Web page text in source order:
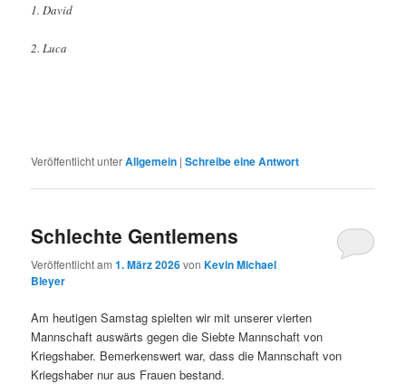
1. David
2. Luca
Veröffentlicht unterAllgemein |Schreibe eine Antwort
Schlechte Gentlemens
Veröffentlicht am1. März 2026vonKevin Michael
Bleyer
Am heutigen Samstag spielten wir mit unserer vierten
Mannschaft auswärts gegen die Siebte Mannschaft von
Kriegshaber. Bemerkenswert war, dass die Mannschaft von
Kriegshaber nur aus Frauen bestand.